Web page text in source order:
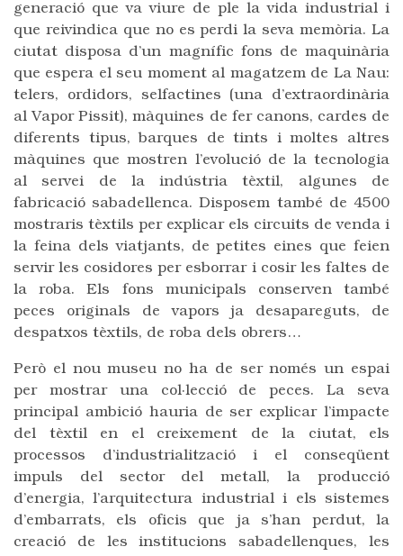
generació que va viure de ple la vida industrial i
que reivindica que no es perdi la seva memòria. La
ciutat disposa d’un magnífic fons de maquinària
que espera el seu moment al magatzem de La Nau:
telers, ordidors, selfactines (una d’extraordinària
al Vapor Pissit), màquines de fer canons, cardes de
diferents tipus, barques de tints i moltes altres
màquines que mostren l’evolució de la tecnologia
al servei de la indústria tèxtil, algunes de
fabricació sabadellenca. Disposem també de 4500
mostraris tèxtils per explicar els circuits de venda i
la feina dels viatjants, de petites eines que feien
servir les cosidores per esborrar i cosir les faltes de
la roba. Els fons municipals conserven també
peces originals de vapors ja desapareguts, de
despatxos tèxtils, de roba dels obrers…
Però el nou museu no ha de ser només un espai
per mostrar una col·lecció de peces. La seva
principal ambició hauria de ser explicar l’impacte
del tèxtil en el creixement de la ciutat, els
processos d’industrialització i el conseqüent
impuls del sector del metall, la producció
d’energia, l’arquitectura industrial i els sistemes
d’embarrats, els oficis que ja s’han perdut, la
creació de les institucions sabadellenques, les